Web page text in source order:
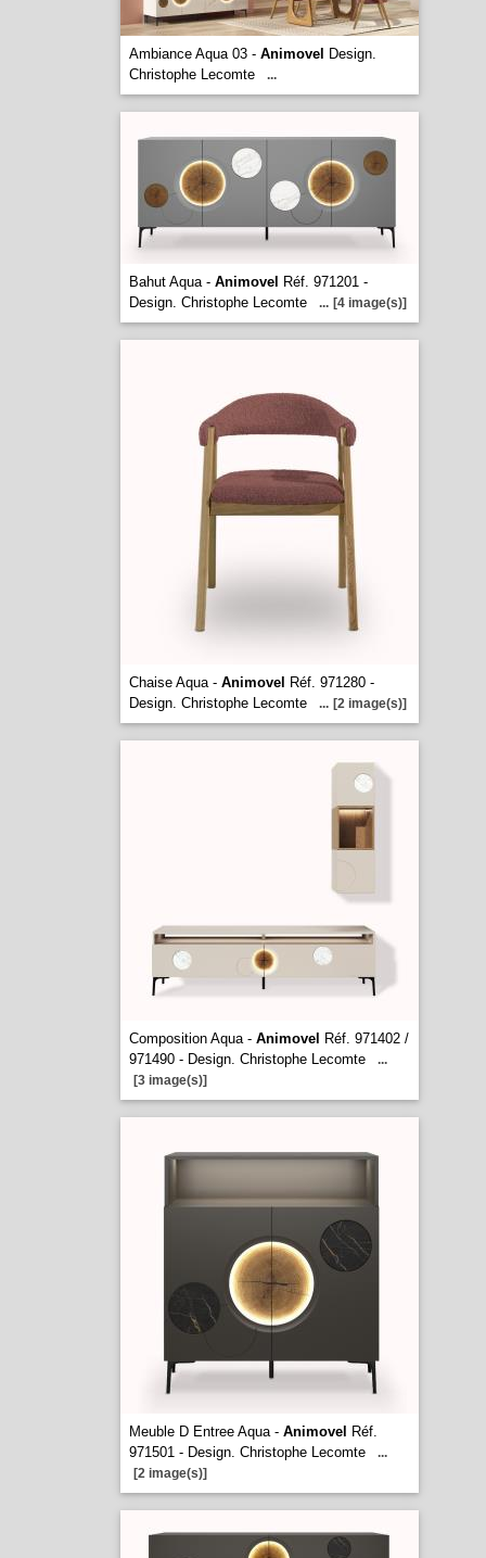
Ambiance Aqua 03 - Animovel
Design.
Christophe Lecomte
...
Bahut Aqua - Animovel
Réf. 971201 -
Design. Christophe Lecomte
... [4 image(s)]
Chaise Aqua - Animovel
Réf. 971280 -
Design. Christophe Lecomte
... [2 image(s)]
Composition Aqua - Animovel
Réf. 971402 /
971490 - Design. Christophe Lecomte
...
[3 image(s)]
Meuble D Entree Aqua - Animovel
Réf.
971501 - Design. Christophe Lecomte
...
[2 image(s)]